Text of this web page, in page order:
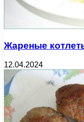
Жареные
12.04.2024